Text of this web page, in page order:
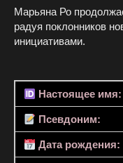
Марьяна Ро
радуя поклонников
инициативами.
Настоящее имя:
Псевдоним:
Дата рождения: